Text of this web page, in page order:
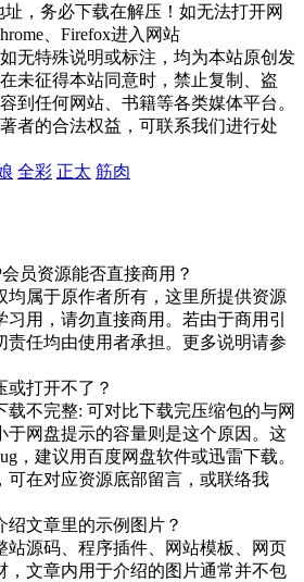
，务必下载在解压！如无法打开网
、Firefox进入网站
无特殊说明或标注，均为本站原创发
未征得本站同意时，禁止复制、盗
到任何网站、书籍等各类媒体平台。
者的合法权益，可联系我们进行处
全彩 正太 筋肉
员资源能否直接商用？
均属于原作者所有，这里所提供资源
用，请勿直接商用。若由于商用引
责任均由使用者承担。更多说明请参
或打开不了？
载不完整: 可对比下载完压缩包的与网
于网盘提示的容量则是这个原因。这
，建议用百度网盘软件或迅雷下载。
可在对应资源底部留言，或联络我
绍文章里的示例图片？
站源码、程序插件、网站模板、网页
，文章内用于介绍的图片通常并不包